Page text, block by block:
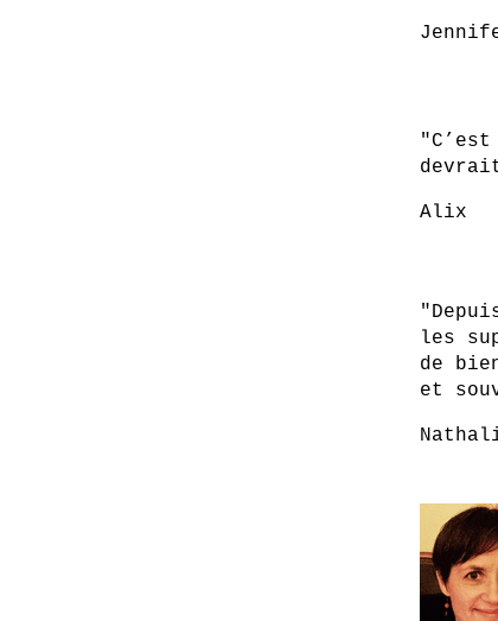
Alix
les
de
et